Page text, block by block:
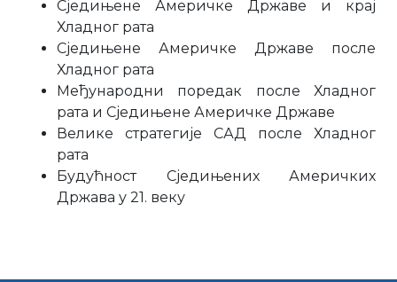
Сједињене Америчке Државе и крај
Хладног рата
Сједињене Америчке Државе после
Хладног рата
Међународни поредак после Хладног
рата и Сједињене Америчке Државе
Велике стратегије САД после Хладног
рата
Будућност Сједињених Америчких
Држава у 21. веку